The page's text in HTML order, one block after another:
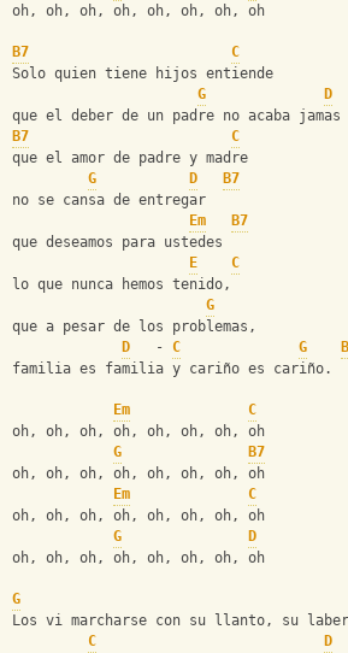
oh, oh, oh, oh, oh, oh, oh, oh
B7
C
Solo quien tiene hijos entiende
G
D
que el deber de un padre no acaba jamas
B7
C
que el amor de padre y madre
G
D
B7
no se cansa de entregar
Em
B7
que deseamos para ustedes
E
C
lo que nunca hemos tenido,
G
que a pesar de los problemas,
D
   -
C G
familia es familia y cariño es cariño.
Em
C
oh, oh, oh, oh, oh, oh, oh, oh
G
B7
oh, oh, oh, oh, oh, oh, oh, oh
Em
C
oh, oh, oh, oh, oh, oh, oh, oh
G
D
oh, oh, oh, oh, oh, oh, oh, oh
G
Los vi marcharse con su llanto, su
C
D